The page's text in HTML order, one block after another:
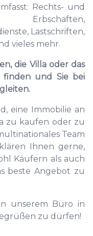
Rechts- und
Erbschaften,
Lastschriften,
vieles mehr.
die Villa oder das
und Sie bei
eine Immobilie an
zu kaufen oder zu
Team
Ihnen gerne,
Käufern als auch
beste Angebot zu
unserem Büro in
zu dürfen!